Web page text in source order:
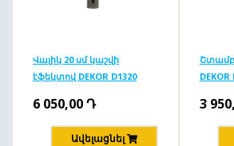
Վալիկ 20 սմ կաշվի
էֆեկտով DEKOR D1320
6 050,00Դ
Ավելացնել
Շտամբ
DEKOR
3